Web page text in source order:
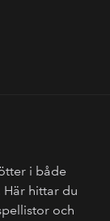
i både
hittar du
och